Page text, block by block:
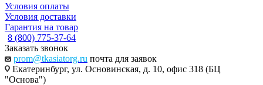
Условия оплаты
Условия доставки
Гарантия на товар
8 (800) 775-37-64
Заказать звонок
prom@tkasiatorg.ru почта для заявок
Екатеринбург, ул. Основинская, д. 10, офис 318 (БЦ
"Основа")